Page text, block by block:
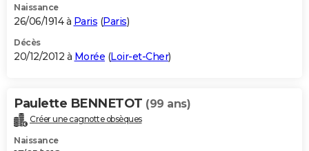
Naissance
26/06/1914 à Paris (Paris)
Décès
20/12/2012 à Morée (Loir-et-Cher)
Paulette BENNETOT (99 ans)
Créer une cagnotte obsèques
Naissance